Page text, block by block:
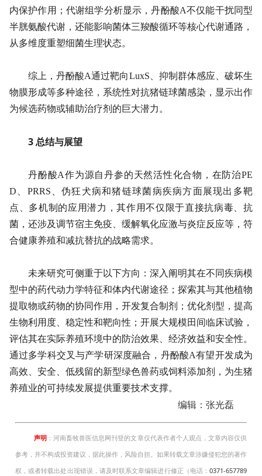
内保护作用；代谢组学分析显示，丹酚酸A不仅能干扰同型
半胱氨酸代谢，还能影响菌体三羧酸循环等核心代谢通路，
从多维度重塑细菌生理状态。
综上，丹酚酸A通过靶向LuxS、抑制群体感应、破坏生
物膜形成等多种途径，系统性对抗猪链球菌感染，显示出作
为候选药物或辅助治疗剂的巨大潜力。
3 总结与展望
丹酚酸A作为源自丹参的天然活性化合物，在防治PE
D、PRRS、伪狂犬病和猪链球菌病疾病方面展现出多靶
点、多机制的应用潜力，其作用不仅限于直接抗病毒、抗
菌，还涉及调节宿主免疫、缓解氧化应激与炎症反应等，符
合健康养殖和减抗替抗的战略需求。
未来研究可侧重于以下方向：深入阐明其在不同疾病模
型中的药代动力学特征和体内代谢途径；探索其与其他植物
提取物或药物的协同作用，开发复合制剂；优化剂型，提高
生物利用度、稳定性和靶向性；开展大规模田间临床试验，
评估其在实际养殖环境中的防治效果、经济效益和安全性。
通过多学科交叉与产学研深度融合，丹酚酸A有望开发成为
高效、安全、低残留的新型绿色兽药或饲料添加剂，为生猪
养殖业的可持续发展提供重要技术支撑。
编辑：张光磊
声明 ：河南畜牧兽医信息网刊登的文章仅代表作者个人观点，文章内容仅供
参考，并不构成投资建议，据此操作，风险自担。如果转载文章涉嫌侵犯您的著作
权，或者转载出处出现错误，请及时联系文章编辑进行修正（电话： 0371-657789